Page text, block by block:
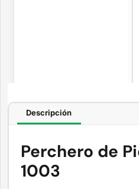
Descripción
Perchero de
1003